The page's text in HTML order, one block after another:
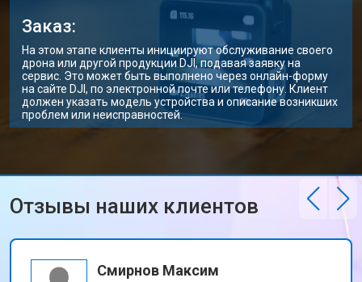
Заказ:
На этом этапе клиенты инициируют обслуживание своего
дрона или другой продукции DJI, подавая заявку на
сервис. Это может быть выполнено через онлайн-форму
на сайте DJI, по электронной почте или телефону. Клиент
должен указать модель устройства и описание возникших
проблем или неисправностей.
Отзывы наших клиентов
Смирнов Максим